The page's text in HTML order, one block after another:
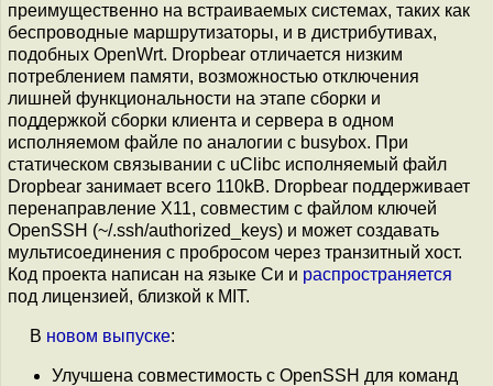
преимущественно на встраиваемых системах, таких как
беспроводные маршрутизаторы, и в дистрибутивах,
подобных OpenWrt. Dropbear отличается низким
потреблением памяти, возможностью отключения
лишней функциональности на этапе сборки и
поддержкой сборки клиента и сервера в одном
исполняемом файле по аналогии с busybox. При
статическом связывании с uClibc исполняемый файл
Dropbear занимает всего 110kB. Dropbear поддерживает
перенаправление X11, совместим с файлом ключей
OpenSSH (~/.ssh/authorized_keys) и может создавать
мультисоединения с пробросом через транзитный хост.
Код проекта написан на языке Си и распространяется
под лицензией, близкой к MIT.
В новом выпуске:
Улучшена совместимость с OpenSSH для команд